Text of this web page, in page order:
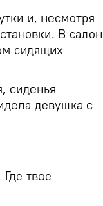
и, несмотря
В салон
сидящих
сиденья
девушка с
твое